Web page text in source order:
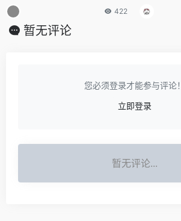
422
暂无评论
您必须登录才能参与评论！
立即登录
暂无评论...